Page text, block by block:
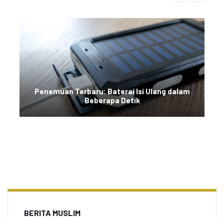
Penemuan Terbaru: Baterai Isi Ulang dalam
Beberapa Detik
BERITA MUSLIM